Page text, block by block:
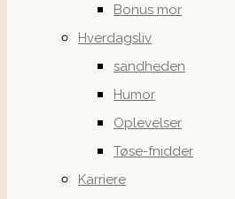
Bonus mor
Hverdagsliv
sandheden
Humor
Oplevelser
Tøse-fnidder
Karriere